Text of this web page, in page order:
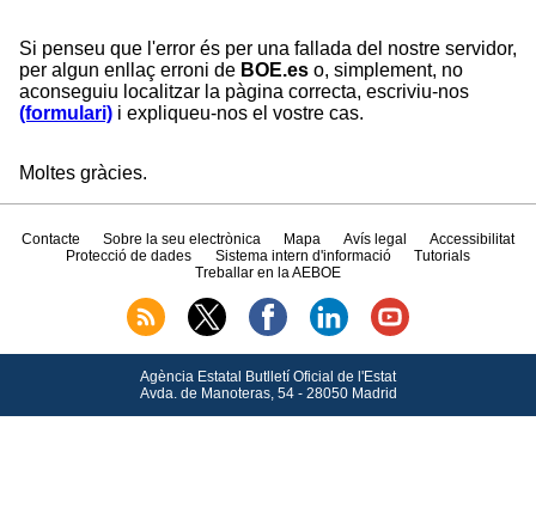
Si penseu que l'error és per una fallada del nostre servidor,
per algun enllaç erroni de BOE.es o, simplement, no
aconseguiu localitzar la pàgina correcta, escriviu-nos
(formulari) i expliqueu-nos el vostre cas.
Moltes gràcies.
Contacte Sobre la seu electrònica Mapa Avís legal
Accessibilitat
Protecció de dades
Sistema intern d'informació
Tutorials
Treballar en la AEBOE
Agència Estatal Butlletí Oficial de l'Estat
Avda.de Manoteras, 54 - 28050 Madrid